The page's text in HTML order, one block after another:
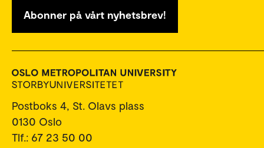
Abonner på vårt nyhetsbrev!
Postboks 4, St. Olavs plass
0130 Oslo
Tlf.: 67 23 50 00